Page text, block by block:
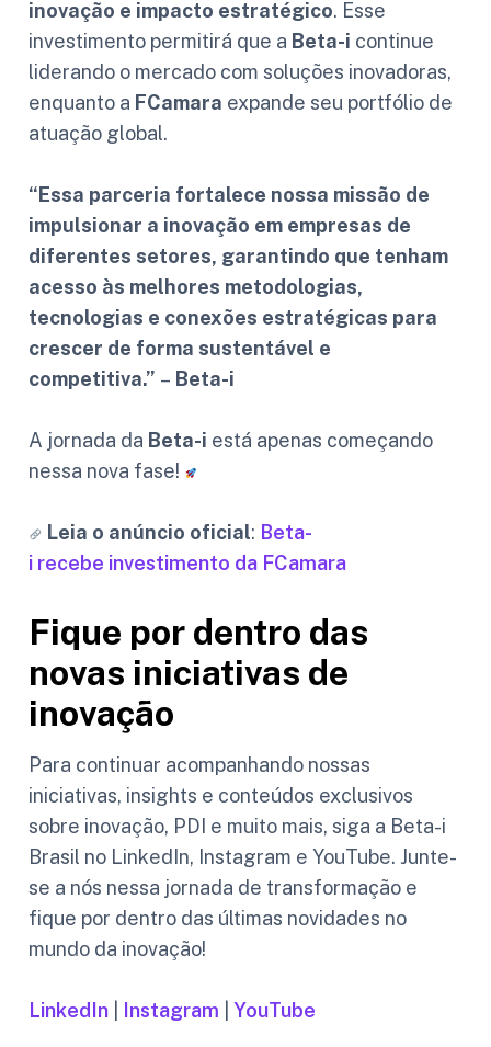
inovação e impacto estratégico. Esse
investimento permitirá que a Beta-i continue
liderando o mercado com soluções inovadoras,
enquanto a FCamara expande seu portfólio de
atuação global.
“Essa parceria fortalece nossa missão de
impulsionar a inovação em empresas de
diferentes setores, garantindo que tenham
acesso às melhores metodologias,
tecnologias e conexões estratégicas para
crescer de forma sustentável e
competitiva.” – Beta-i
A jornada da Beta-i está apenas começando
nessa nova fase!
Leia o anúncio oficial: Beta-
i recebe investimento da FCamara
Fique por dentro das
novas iniciativas de
inovação
Para continuar acompanhando nossas
iniciativas, insights e conteúdos exclusivos
sobre inovação, PDI e muito mais, siga a Beta-i
Brasil no LinkedIn, Instagram e YouTube. Junte-
se a nós nessa jornada de transformação e
fique por dentro das últimas novidades no
mundo da inovação!
LinkedIn Instagram YouTube